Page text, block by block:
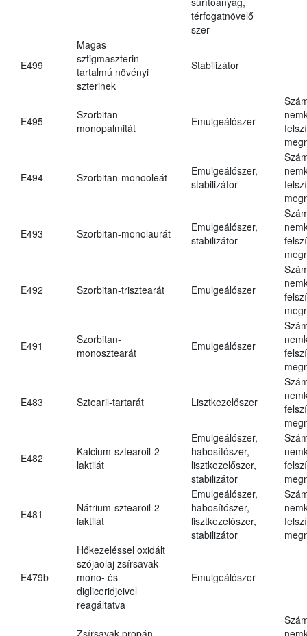
térfogatnövelő
szer
E499
Magas
sztigmaszterin-
tartalmú növényi
szterinek
Stabilizátor
E495
Szorbitan-
monopalmitát
Emulgeálószer
E494 Szorbitan-monooleát
Emulgeálószer,
stabilizátor
E493 Szorbitan-monolaurát
Emulgeálószer,
stabilizátor
E492 Szorbitan-trisztearát Emulgeálószer
E491
Szorbitan-
monosztearát
Emulgeálószer
E483 Sztearil-tartarát Lisztkezelőszer
E482
Kalcium-sztearoil-2-
laktilát
Emulgeálószer,
habosítószer,
lisztkezelőszer,
stabilizátor
E481
Nátrium-sztearoil-2-
laktilát
Emulgeálószer,
habosítószer,
lisztkezelőszer,
stabilizátor
E479b
Hőkezeléssel oxidált
szójaolaj zsírsavak
mono- és
digliceridjeivel
reagáltatva
Emulgeálószer
Zsírsavak propán-